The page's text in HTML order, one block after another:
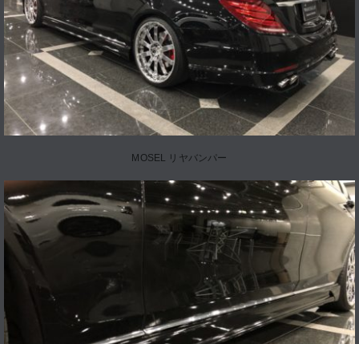
MOSEL リヤバンパー